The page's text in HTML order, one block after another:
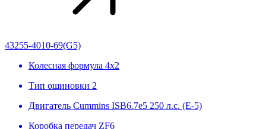
43255-4010-69(G5)
Колесная формула 4х2
Тип ошиновки 2
Двигатель Сummins ISB6.7e5 250 л.с. (Е-5)
Коробка передач ZF6